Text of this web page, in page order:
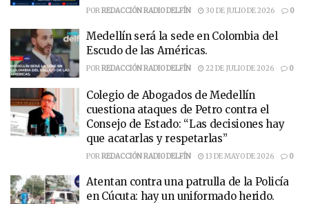
PORREDACCIÓN RADIO DELFÍN 30 DE JULIO DE 2026 0
Medellín será la sede en Colombia del
Escudo de las Américas.
PORREDACCIÓN RADIO DELFÍN 22 DE JULIO DE 2026 0
Colegio de Abogados de Medellín
cuestiona ataques de Petro contra el
Consejo de Estado: “Las decisiones hay
que acatarlas y respetarlas”
PORREDACCIÓN RADIO DELFÍN 13 DE MAYO DE 2026 0
Atentan contra una patrulla de la Policía
en Cúcuta: hay un uniformado herido.